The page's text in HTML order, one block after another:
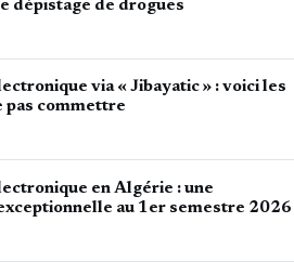
dépistage de drogues
via « Jibayatic » : voici les
pas commettre
en Algérie : une
au 1er semestre 2026